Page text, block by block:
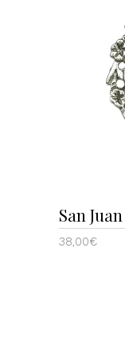
San Juan
38,00€